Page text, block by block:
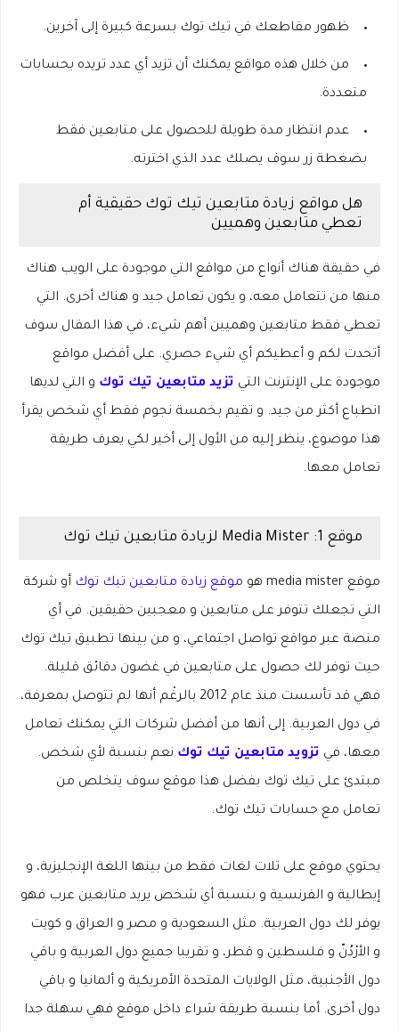
ظهور مقاطعك في تيك توك بسرعة كبيرة إلى آخرين.
من خلال هذه مواقع يمكنك أن تزيد أي عدد تريده بحسابات
متعددة.
عدم انتظار مدة طويلة للحصول على متابعين فقط
بضغطة زر سوف يصلك عدد الذي اخترته.
هل مواقع زيادة متابعين تيك توك حقيقية أم
تعطي متابعين وهميين
في حقيقة هناك أنواع من مواقع التي موجودة على الويب هناك
منها من تتعامل معه، و يكون تعامل جيد و هناك أخرى. التي
تعطي فقط متابعين وهميين أهم شيء، في هذا المقال سوف
أتحدت لكم و أعطيكم أي شيء حصري. على أفضل مواقع
موجودة على الإنترنت التي تزيد متابعين تيك توك و التي لديها
انطباع أكثرمن جيد. و تقيم بخمسة نجوم فقط أي شخص يقرأ
هذا موضوع، ينظر إليه من الأول إلى أخير لكي يعرف طريقة
تعامل معها.
موقع 1: Media Mister لزيادة متابعين تيك توك
موقع media mister هو موقع زيادة متابعين تيك توك أو شركة
التي تجعلك تتوفر على متابعين و معجبين حقيقين. في أي
منصة عبر مواقع تواصل اجتماعي، و من بينها تطبيق تيك توك
حيت توفر لك حصول على متابعين في غضون دقائق قليلة.
فهي قد تأسست منذ عام 2012 بالرغْم أنها لم تتوصل بمعرفة،
في دول العربية. إلى أنها من أفضل شركات التي يمكنك تعامل
معها، في تزويد متابعين تيك توك نعم بنسبة لأي شخص.
مبتدئ على تيك توك بفضل هذا موقع سوف يتخلص من
تعامل مع حسابات تيك توك.
يحتوي موقع على تلات لغات فقط من بينها اللغة الإنجليزية، و
إيطالية و الفرنسية و بنسبة أي شخص يريد متابعين عرب فهو
يوفر لك دول العربية. مثل السعودية و مصر و العراق و كويت
و الأرْدُنّ و فلسطين و قطر، و تقريبا جميع دول العربية و باقي
دول الأجنبية، مثل الولايات المتحدة الأمريكية و ألمانيا و باقي
دول أخرى. أما بنسبة طريقة شراء داخل موقع فهي سهلة جدا